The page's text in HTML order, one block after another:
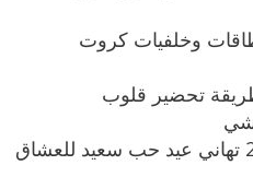
تحميل بطاقات وخلفيات كروت
تحضير قلوب